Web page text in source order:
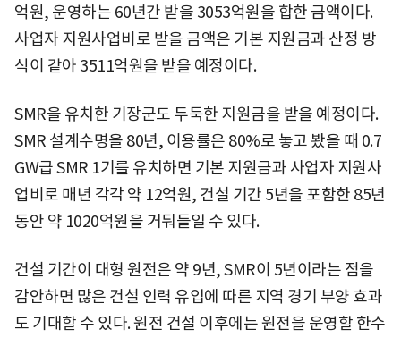
억원, 운영하는 60년간 받을 3053억원을 합한 금액이다.
사업자 지원사업비로 받을 금액은 기본 지원금과 산정 방
식이 같아 3511억원을 받을 예정이다.
SMR을 유치한 기장군도 두둑한 지원금을 받을 예정이다.
SMR 설계수명을 80년, 이용률은 80%로 놓고 봤을 때 0.7
GW급 SMR 1기를 유치하면 기본 지원금과 사업자 지원사
업비로 매년 각각 약 12억원, 건설 기간 5년을 포함한 85년
동안 약 1020억원을 거둬들일 수 있다.
건설 기간이 대형 원전은 약 9년, SMR이 5년이라는 점을
감안하면 많은 건설 인력 유입에 따른 지역 경기 부양 효과
도 기대할 수 있다. 원전 건설 이후에는 원전을 운영할 한수